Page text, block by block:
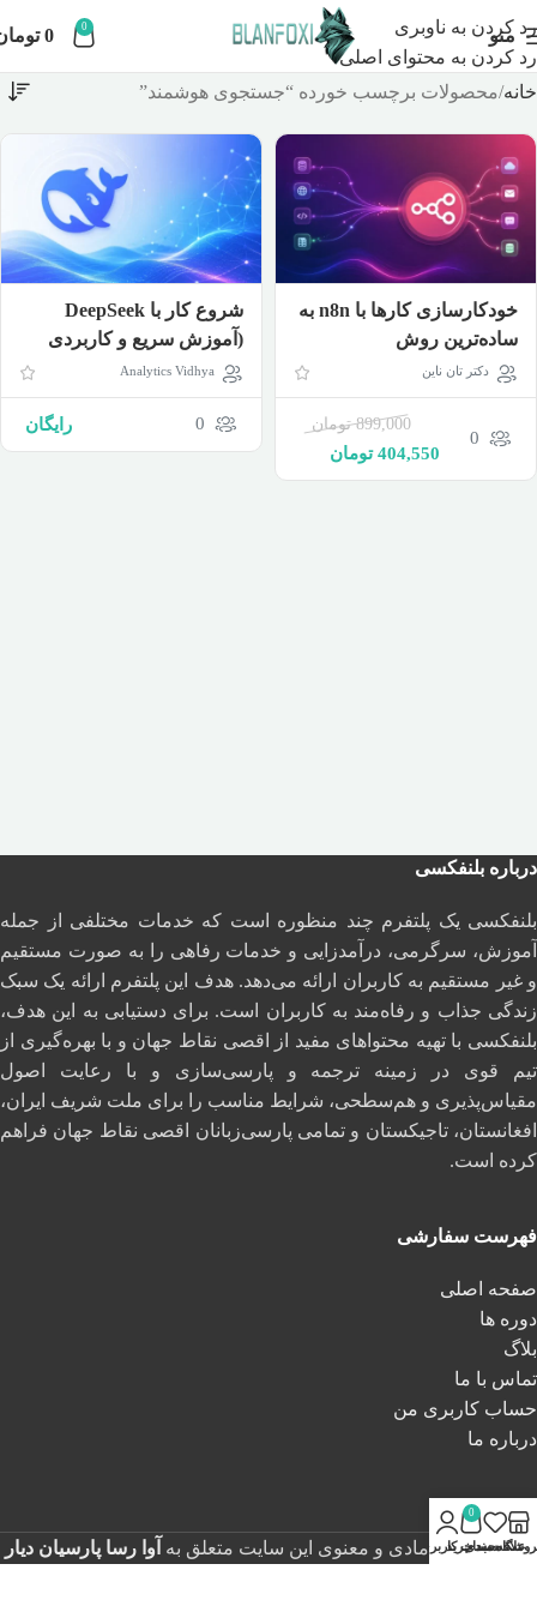
رد کردن به ناوبری
رد کردن به محتوای اصلی
منو 0
0
خانه محصولات برچسب خورده “جستجوی هوشمند”
خودکارسازی کارها با n8n به
ساده‌ترین روش
دکتر تان ناین
0
899,000 تومان
404,550 تومان
شروع کار با DeepSeek
(آموزش سریع و کاربردی
دیپ سیک)
Analytics Vidhya
0 رایگان
درباره بلنفکسی
بلنفکسی یک پلتفرم چند منظوره است که خدمات مختلفی از جمله
آموزش، سرگرمی، درآمدزایی و خدمات رفاهی را به صورت مستقیم
و غیر مستقیم به کاربران ارائه می‌دهد. هدف این پلتفرم ارائه یک سبک
زندگی جذاب و رفاه‌مند به کاربران است. برای دستیابی به این هدف،
بلنفکسی با تهیه محتواهای مفید از اقصی نقاط جهان و با بهره‌گیری از
تیم قوی در زمینه ترجمه و پارسی‌سازی و با رعایت اصول
مقیاس‌پذیری و هم‌سطحی، شرایط مناسب را برای ملت شریف ایران،
افغانستان، تاجیکستان و تمامی پارسی‌زبانان اقصی نقاط جهان فراهم
کرده است.
فهرست سفارشی
صفحه اصلی
دوره ها
بلاگ
تماس با ما
حساب کاربری من
درباره ما
تمامی حقوق مادی و معنوی این سایت متعلق به آوا رسا پارسیان دیار
علاقه مندی
0
سبد خرید
حساب کاربری من